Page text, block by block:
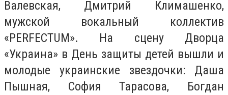
Валевская, Дмитрий Климашенко,
мужской вокальный коллектив
«PERFECTUM». На сцену Дворца
«Украина» в День защиты детей вышли и
молодые украинские звездочки: Даша
Пышная, София Тарасова, Богдан